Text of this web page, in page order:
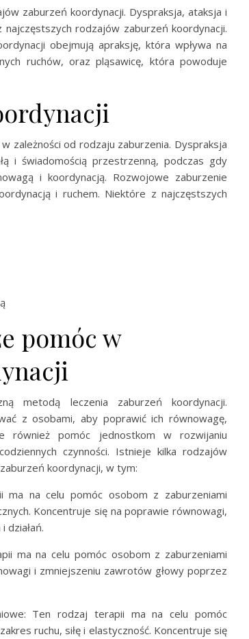
zaburzeń koordynacji. Dyspraksja, ataksja i
rodzajów zaburzeń koordynacji.
obejmują apraksję, która wpływa na
ruchów, oraz pląsawicę, która powoduje
zależności od rodzaju zaburzenia. Dyspraksja
i świadomością przestrzenną, podczas gdy
i koordynacją. Rozwojowe zaburzenie
i ruchem. Niektóre z najczęstszych
pomóc w
metodą leczenia zaburzeń koordynacji.
z osobami, aby poprawić ich równowagę,
również pomóc jednostkom w rozwijaniu
czynności. Istnieje kilka rodzajów
koordynacji, w tym:
ma na celu pomóc osobom z zaburzeniami
Koncentruje się na poprawie równowagi,
działań.
ma na celu pomóc osobom z zaburzeniami
i zmniejszeniu zawrotów głowy poprzez
Ten rodzaj terapii ma na celu pomóc
ruchu, siłę i elastyczność. Koncentruje się